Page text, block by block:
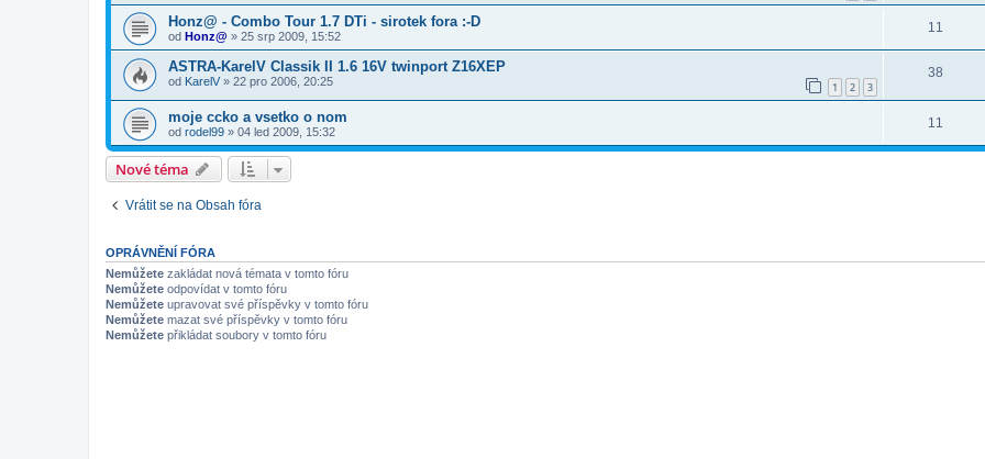
Honz@ - Combo Tour 1.7 DTi - sirotek fora :-D
od Honz@ » 25 srp 2009, 15:52
11
ASTRA-KarelV Classik II 1.6 16V twinport Z16XEP
od KarelV » 22 pro 2006, 20:25 1 2 3
38
moje ccko a vsetko o nom
od rodel99 » 04 led 2009, 15:32
11
Nové téma
Vrátit se na Obsah fóra
OPRÁVNĚNÍ FÓRA
Nemůžete zakládat nová témata v tomto fóru
Nemůžete odpovídat v tomto fóru
Nemůžete upravovat své příspěvky v tomto fóru
Nemůžete mazat své příspěvky v tomto fóru
Nemůžete přikládat soubory v tomto fóru